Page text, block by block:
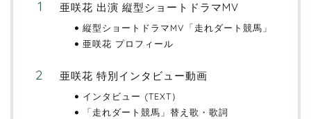
亜咲花 出演 縦型ショートドラマMV
縦型ショートドラマMV「走れダート競馬」
亜咲花 プロフィール
亜咲花 特別インタビュー動画
インタビュー (TEXT）
「走れダート競馬」替え歌・歌詞